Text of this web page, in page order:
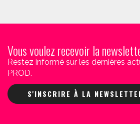
Vous voulez recevoir la
Restez informé sur les dernières
PROD.
S'INSCRIRE À LA